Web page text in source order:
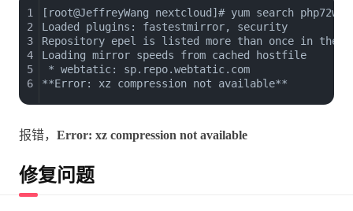
1
2
3
4
5
6
[root@JeffreyWang nextcloud]# yum search php72w
Loaded plugins: fastestmirror, security
Repository epel is listed more than once in the
Loading mirror speeds from cached hostfile
* webtatic: sp.repo.webtatic.com
**Error: xz compression not available**
报错， Error: xz compression not available
修复问题